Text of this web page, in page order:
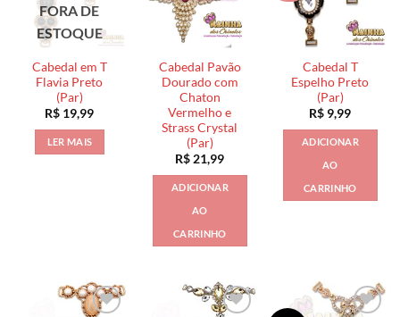
FORA DE
ESTOQUE
Cabedal em T
Flavia Preto
(Par)
R$ 19,99
LER MAIS
Cabedal Pavão
Dourado com
Chaton
Vermelho e
Strass Crystal
(Par)
R$ 21,99
ADICIONAR
AO
CARRINHO
Cabedal T
Espelho Preto
(Par)
R$ 9,99
ADICIONAR
AO
CARRINHO